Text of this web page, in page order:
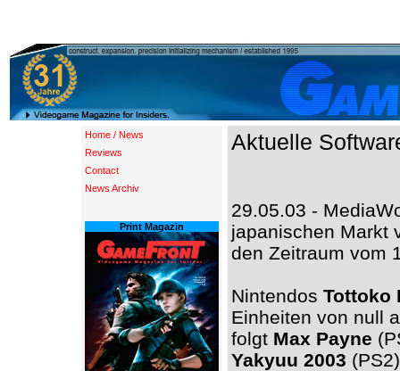
Home / News
Reviews
Contact
News Archiv
Print Magazin
Aktuelle
29.05.03 -
japanischen Markt
den Zeitraum vom
Nintendos Tottoko
Einheiten von null
folgt Max Payne
Yakyuu 2003